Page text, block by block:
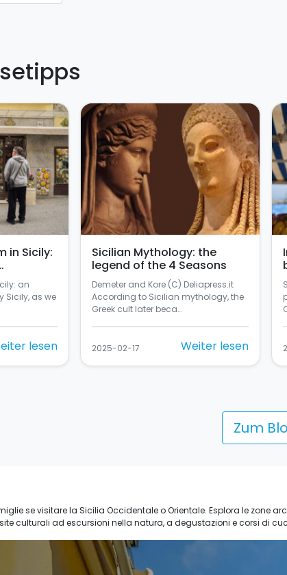
in Sicily:
an
Sicily, as we
lesen
Sicilian Mythology: the
legend of the 4 Seasons
Demeter and Kore (C) Deliapress.it
According to Sicilian mythology, the
Greek cult later beca…
2025-02-17 Weiter lesen
Zum
se visitare la Sicilia Occidentale o Orientale. Esplora le zone
culturali ad escursioni nella natura, a degustazioni e corsi di